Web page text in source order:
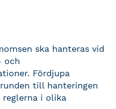
ska hanteras vid
och
Fördjupa
till hanteringen
i olika